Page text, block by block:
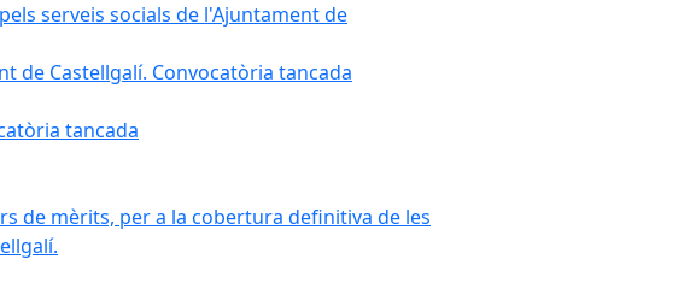
serveis socials de l'Ajuntament de
de Castellgalí. Convocatòria tancada
tancada
de mèrits, per a la cobertura definitiva de les